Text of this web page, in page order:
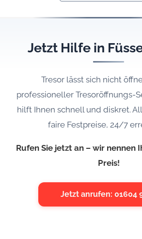
Jetzt Hilfe in
Tresor lässt sich nicht
professioneller Tresoröffnungs-
hilft Ihnen schnell und diskret.
faire Festpreise, 24/7
Rufen Sie jetzt an – wir nennen
Preis!
Jetzt anrufen: 01604